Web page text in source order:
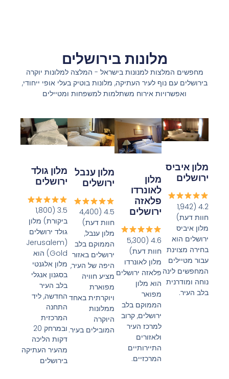
מלונות בירושלים
מחפשים המלצות למנונות בישראל - המלצה למלונות יוקרה
בירושלים עם נוף לעיר העתיקה, מלונות בוטיק בעלי אופי ייחודי,
ואפשרויות אירוח משתלמות למשפחות ומטיילים
מלון איביס
ירושלים
4.2 (1,942
חוות דעת)
מלון איביס
ירושלים הוא
בחירה מצוינת
עבור מטיילים
המחפשים לינה
נוחה ומודרנית
בלב העיר.
מלון
לאונרדו
פלאזה
ירושלים
4.6 (5,300
חוות דעת)
מלון לאונרדו
פלאזה ירושלים
הוא מלון
מפואר
הממוקם בלב
ירושלים, קרוב
למרכז העיר
ולאזורים
התיירותיים
המרכזיים.
מלון ענבל
ירושלים
4.5 (4,400
חוות דעת)
מלון ענבל,
הממוקם בלב
ירושלים באזור
היפה של העיר,
מציע חוויה
מפוארת
ויוקרתית באחד
ממלונות
היוקרה
המובילים בעיר.
מלון גולד
ירושלים
3.5 (1,800
ביקורת) מלון
גולד ירושלים
(Jerusalem
Gold) הוא
מלון אלגנטי
בסגנון אנגלי
בלב העיר
החדשה, ליד
התחנה
המרכזית
ובמרחק 20
דקות הליכה
מהעיר העתיקה
בירושלים